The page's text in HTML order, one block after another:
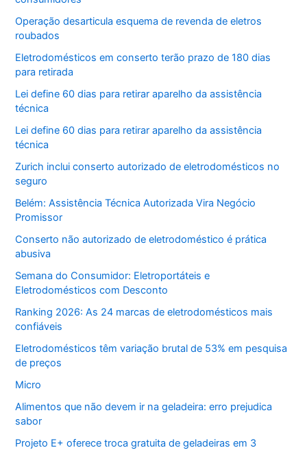
Operação desarticula esquema de revenda de eletros
roubados
Eletrodomésticos em conserto terão prazo de 180 dias
para retirada
Lei define 60 dias para retirar aparelho da assistência
técnica
Lei define 60 dias para retirar aparelho da assistência
técnica
Zurich inclui conserto autorizado de eletrodomésticos no
seguro
Belém: Assistência Técnica Autorizada Vira Negócio
Promissor
Conserto não autorizado de eletrodoméstico é prática
abusiva
Semana do Consumidor: Eletroportáteis e
Eletrodomésticos com Desconto
Ranking 2026: As 24 marcas de eletrodomésticos mais
confiáveis
Eletrodomésticos têm variação brutal de 53% em pesquisa
de preços
Micro
Alimentos que não devem ir na geladeira: erro prejudica
sabor
Projeto E+ oferece troca gratuita de geladeiras em 3